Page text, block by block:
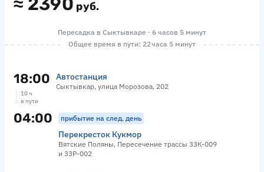
руб.
Пересадка в Сыктывкаре · 6 часов 5 минут
Общее время в пути: 22 часа 5 минут
18:00 Автостанция
Сыктывкар, улица Морозова, 202
10 ч
в пути
04:00 прибытие на след. день
Перекресток Кукмор
Вятские Поляны, Пересечение трассы 33К-009
и 33Р-002